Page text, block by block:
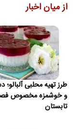
از میان اخبار
طرز تهیه محلبی
و خوشمزه مخصوص
تابستان